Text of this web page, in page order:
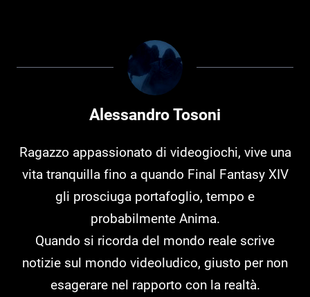
Alessandro Tosoni
Ragazzo appassionato di videogiochi, vive una
vita tranquilla fino a quando Final Fantasy XIV
gli prosciuga portafoglio, tempo e
probabilmente Anima.
Quando si ricorda del mondo reale scrive
notizie sul mondo videoludico, giusto per non
esagerare nel rapporto con la realtà.